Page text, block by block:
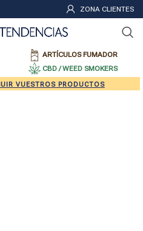
ZONA CLIENTES
ARTÍCULOS FUMADOR
CBD / WEED SMOKERS
VUESTROS PRODUCTOS